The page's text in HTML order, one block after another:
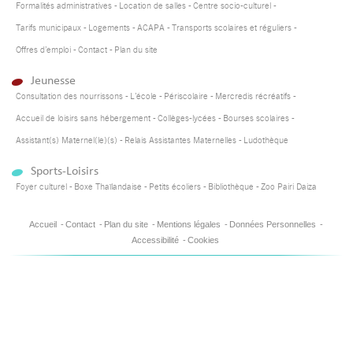
Formalités administratives Location de salles Centre socio-culturel
Tarifs municipaux Logements ACAPA Transports scolaires et réguliers
Offres d’emploi Contact Plan du site
Jeunesse
Consultation des nourrissons L’école Périscolaire Mercredis récréatifs
Accueil de loisirs sans hébergement Collèges-lycées Bourses scolaires
Assistant(s) Maternel(le)(s) Relais Assistantes Maternelles Ludothèque
Sports-Loisirs
Foyer culturel Boxe Thaïlandaise Petits écoliers Bibliothèque Zoo Pairi Daiza
Accueil Contact Plan du site Mentions légales
Données Personnelles
Accessibilité
Cookies